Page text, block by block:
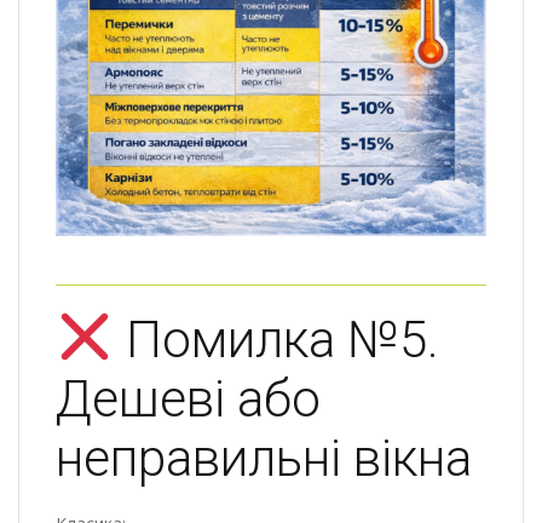
Помилка №5.
Дешеві або
неправильні вікна